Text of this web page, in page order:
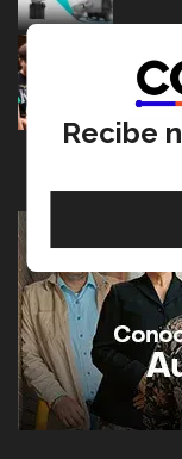
Sierra
04
Recibe